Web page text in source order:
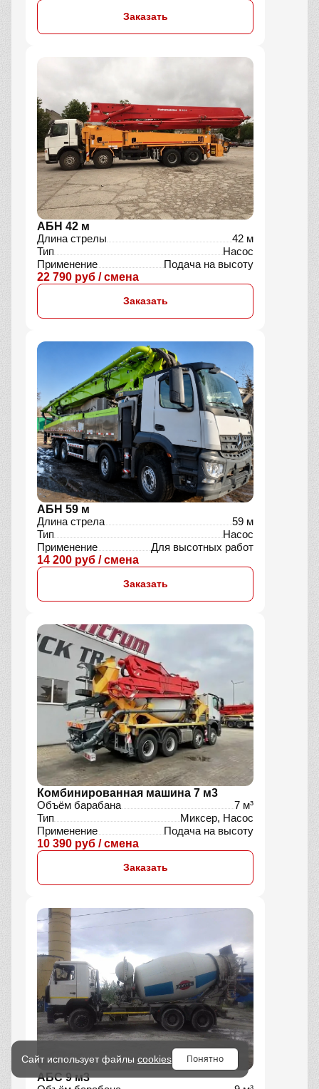
Заказать
АБН 42 м
Длина стрелы
42 м
Тип
Насос
Применение
Подача на высоту
22 790 руб / смена
Заказать
АБН 59 м
Длина стрела
59 м
Тип
Насос
Применение
Для высотных работ
14 200 руб / смена
Заказать
Комбинированная машина 7 м3
Объём барабана
7 м³
Тип
Миксер, Насос
Применение
Подача на высоту
10 390 руб / смена
Заказать
АБС 9 м3
Сайт использует файлы cookies Понятно